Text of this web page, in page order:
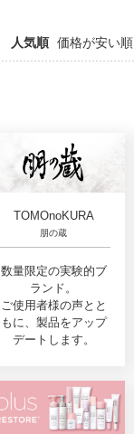
人気順 価格が安い順
TOMOnoKURA
朋の蔵
数量限定の実験的ブ
ランド。
ご使用者様の声とと
もに、製品をアップ
デートします。